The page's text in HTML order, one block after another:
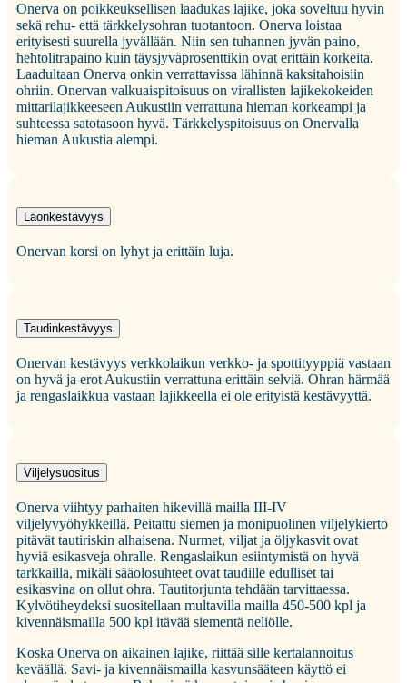
Onerva on poikkeuksellisen laadukas lajike, joka soveltuu hyvin
sekä rehu- että tärkkelysohran tuotantoon. Onerva loistaa
erityisesti suurella jyvällään. Niin sen tuhannen jyvän paino,
hehtolitrapaino kuin täysjyväprosenttikin ovat erittäin korkeita.
Laadultaan Onerva onkin verrattavissa lähinnä kaksitahoisiin
ohriin. Onervan valkuaispitoisuus on virallisten lajikekokeiden
mittarilajikkeeseen Aukustiin verrattuna hieman korkeampi ja
suhteessa satotasoon hyvä. Tärkkelyspitoisuus on Onervalla
hieman Aukustia alempi.
Laonkestävyys
Onervan korsi on lyhyt ja erittäin luja.
Taudinkestävyys
Onervan kestävyys verkkolaikun verkko- ja spottityyppiä vastaan
on hyvä ja erot Aukustiin verrattuna erittäin selviä. Ohran härmää
ja rengaslaikkua vastaan lajikkeella ei ole erityistä kestävyyttä.
Viljelysuositus
Onerva viihtyy parhaiten hikevillä mailla III-IV
viljelyvyöhykkeillä. Peitattu siemen ja monipuolinen viljelykierto
pitävät tautiriskin alhaisena. Nurmet, viljat ja öljykasvit ovat
hyviä esikasveja ohralle. Rengaslaikun esiintymistä on hyvä
tarkkailla, mikäli sääolosuhteet ovat taudille edulliset tai
esikasvina on ollut ohra. Tautitorjunta tehdään tarvittaessa.
Kylvötiheydeksi suositellaan multavilla mailla 450-500 kpl ja
kivennäismailla 500 kpl itävää siementä neliölle.
Koska Onerva on aikainen lajike, riittää sille kertalannoitus
keväällä. Savi- ja kivennäismailla kasvunsääteen käyttö ei